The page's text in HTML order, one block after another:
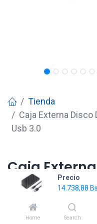
Precio
14.738,88 Bs
Home Search
Tienda
Caja Externa Disco
Usb 3.0
Caja
25pw1-c3
14.738,88 Bs